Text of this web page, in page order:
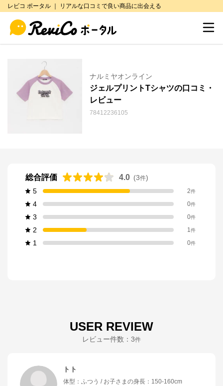
レビコ ポータル ｜ リアルな口コミで良い商品に出会える
ナルミヤオンライン
ジェルプリントTシャツの口コミ・
レビュー
78412236105
総合評価 4.0 (3件)
5
2件
4 0件
3 0件
2 1件
1 0件
USER REVIEW
レビュー件数： 3件
トト
体型 ： ふつう お子さまの身長 ： 150-160cm